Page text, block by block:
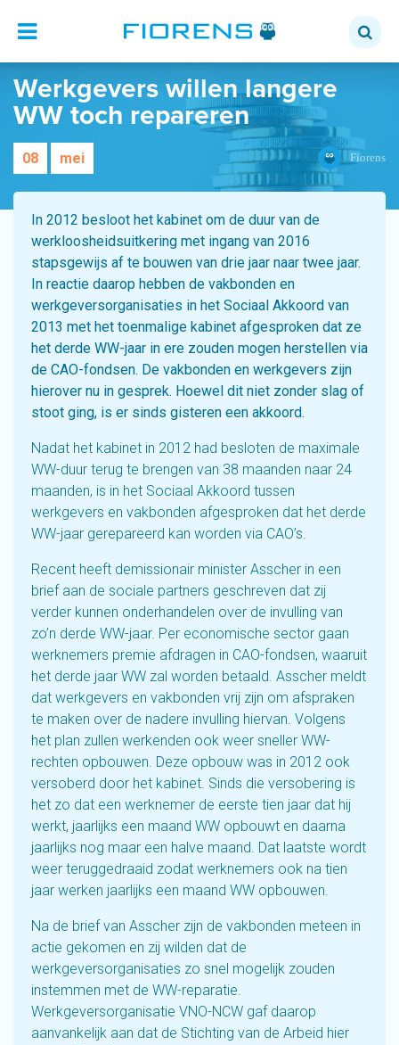
Werkgevers willen langere
WW toch repareren
08 mei Fiorens
In 2012 besloot het kabinet om de duur van de
werkloosheidsuitkering met ingang van 2016
stapsgewijs af te bouwen van drie jaar naar twee jaar.
In reactie daarop hebben de vakbonden en
werkgeversorganisaties in het Sociaal Akkoord van
2013 met het toenmalige kabinet afgesproken dat ze
het derde WW-jaar in ere zouden mogen herstellen via
de CAO-fondsen. De vakbonden en werkgevers zijn
hierover nu in gesprek. Hoewel dit niet zonder slag of
stoot ging, is er sinds gisteren een akkoord.
Nadat het kabinet in 2012 had besloten de maximale
WW-duur terug te brengen van 38 maanden naar 24
maanden, is in het Sociaal Akkoord tussen
werkgevers en vakbonden afgesproken dat het derde
WW-jaar gerepareerd kan worden via CAO’s.
Recent heeft demissionair minister Asscher in een
brief aan de sociale partners geschreven dat zij
verder kunnen onderhandelen over de invulling van
zo’n derde WW-jaar. Per economische sector gaan
werknemers premie afdragen in CAO-fondsen, waaruit
het derde jaar WW zal worden betaald. Asscher meldt
dat werkgevers en vakbonden vrij zijn om afspraken
te maken over de nadere invulling hiervan. Volgens
het plan zullen werkenden ook weer sneller WW-
rechten opbouwen. Deze opbouw was in 2012 ook
versoberd door het kabinet. Sinds die versobering is
het zo dat een werknemer de eerste tien jaar dat hij
werkt, jaarlijks een maand WW opbouwt en daarna
jaarlijks nog maar een halve maand. Dat laatste wordt
weer teruggedraaid zodat werknemers ook na tien
jaar werken jaarlijks een maand WW opbouwen.
Na de brief van Asscher zijn de vakbonden meteen in
actie gekomen en zij wilden dat de
werkgeversorganisaties zo snel mogelijk zouden
instemmen met de WW-reparatie.
Werkgeversorganisatie VNO-NCW gaf daarop
aanvankelijk aan dat de Stichting van de Arbeid hier